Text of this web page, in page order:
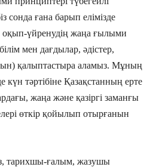
сонда ғана барып елімізде
үйренудің жаңа ғылыми
мен дағдылар, әдістер,
қалыптастыра аламыз. Мұның
күн тәртібіне Қазақстанның ерте
жаңа және қазіргі заманғы
өткір қойылып отырғанын
тарихшы-ғалым, жазушы